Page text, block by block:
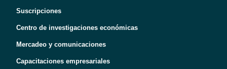
Suscripciones
Centro de investigaciones económicas
Mercadeo y comunicaciones
Capacitaciones empresariales